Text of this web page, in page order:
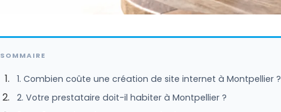
SOMMAIRE
1. Combien coûte une création de site internet à Montpellier ?
2. Votre prestataire doit-il habiter à Montpellier ?